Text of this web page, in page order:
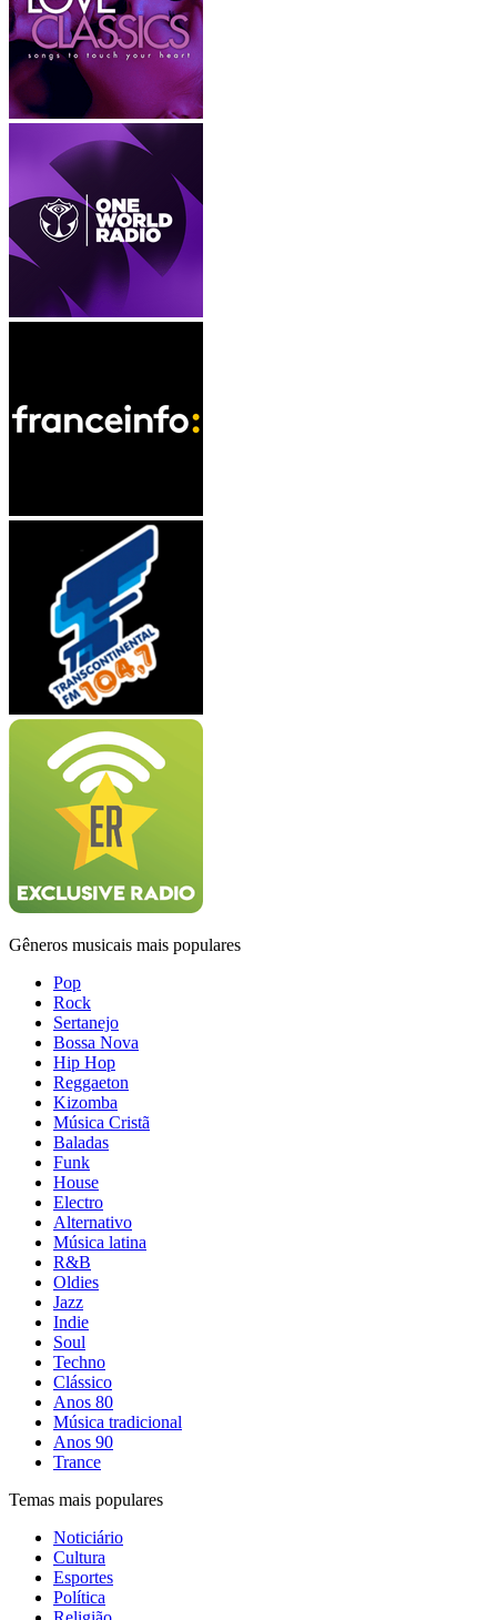
Gêneros musicais mais populares
Pop
Rock
Sertanejo
Bossa Nova
Hip Hop
Reggaeton
Kizomba
Música Cristã
Baladas
Funk
House
Electro
Alternativo
Música latina
R&B
Oldies
Jazz
Indie
Soul
Techno
Clássico
Anos 80
Música tradicional
Anos 90
Trance
Temas mais populares
Noticiário
Cultura
Esportes
Política